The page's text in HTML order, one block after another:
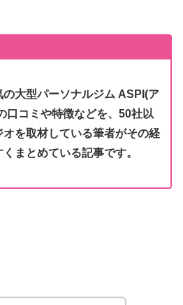
の大型パーソナルジム ASPI(ア
口コミや特徴などを、50社以
オを取材している筆者がその経
まとめている記事です。